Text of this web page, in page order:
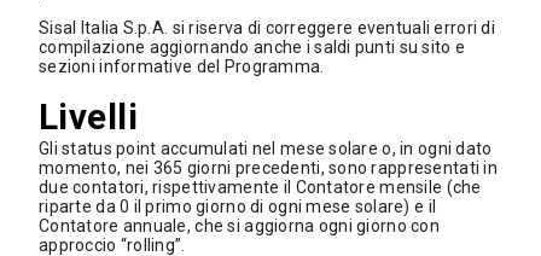
Sisal Italia S.p.A. si riserva di correggere eventuali errori di
compilazione aggiornando anche i saldi punti su sito e
sezioni informative del Programma.
Livelli
Gli status point accumulati nel mese solare o, in ogni dato
momento, nei 365 giorni precedenti, sono rappresentati in
due contatori, rispettivamente il Contatore mensile (che
riparte da 0 il primo giorno di ogni mese solare) e il
Contatore annuale, che si aggiorna ogni giorno con
approccio “rolling”.